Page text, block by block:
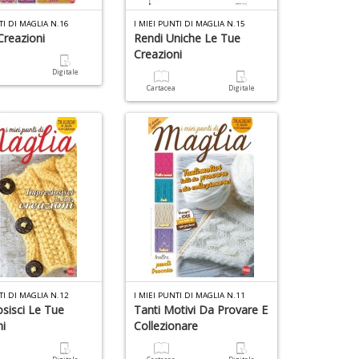
DI MAGLIA N.16
Digitale
I MIEI PUNTI DI MAGLIA N.15
Rendi Uniche Le Tue
Creazioni
Cartacea Digitale
DI MAGLIA N.12
Le Tue
I MIEI PUNTI DI MAGLIA N.11
Tanti Motivi Da Provare E
Collezionare